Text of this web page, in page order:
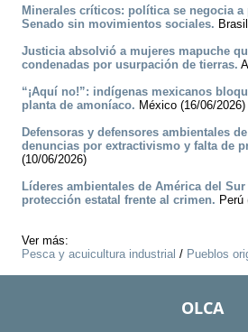
Minerales críticos: política se negocia a
Senado sin movimientos sociales.
Justicia absolvió a mujeres mapuche
condenadas por usurpación de tierras.
“¡Aquí no!”: indígenas mexicanos
planta de amoníaco. México (16/06/2026)
Defensoras y defensores ambientales
denuncias por extractivismo y falta de
(10/06/2026)
Líderes ambientales de América del
protección estatal frente al crimen. Perú
Ver más:
Pesca y acuicultura industrial / Pueblos
OLCA